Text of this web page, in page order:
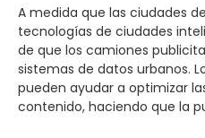
A medida que las ciudades
tecnologías de ciudades
de que los camiones
sistemas de datos urbanos.
pueden ayudar a optimizar
contenido, haciendo que la